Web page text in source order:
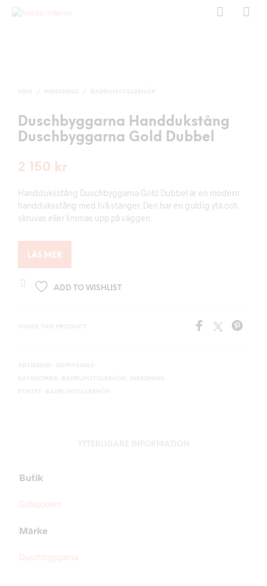
Duschbyggarna Handdukstång
Duschbyggarna Gold Dubbel
2 150 kr
Handduksstång Duschbyggarna Gold Dubbel är en modern
handduksstång med två stänger. Den har en guldig yta och
skruvas eller limmas upp på väggen.
LÄS MER
ADD TO WISHLIST
Butik
Golvpoolen
Märke
Duschbyggarna